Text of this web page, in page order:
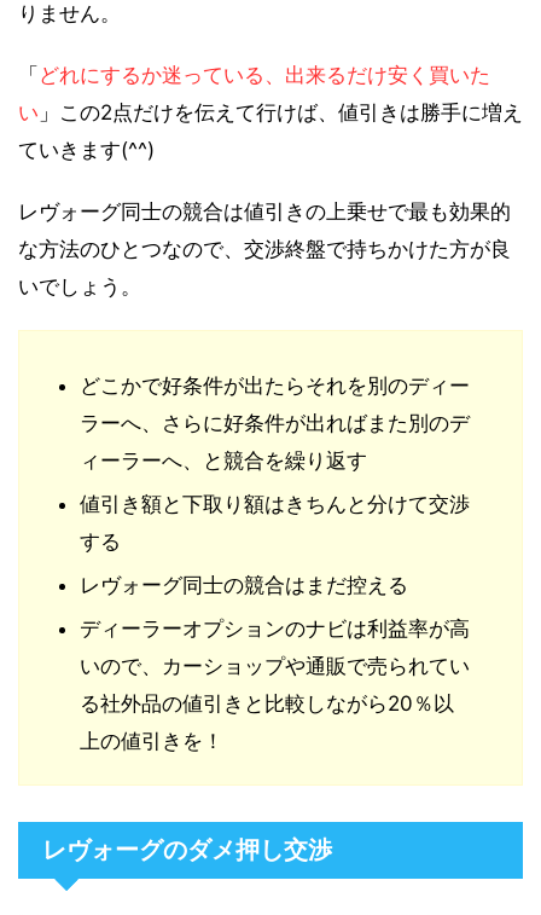
りません。
「 どれにするか迷っている、出来るだけ安く買いた
い 」この2点だけを伝えて行けば、値引きは勝手に増え
ていきます(^^)
レヴォーグ同士の競合は値引きの上乗せで最も効果的
な方法のひとつなので、交渉終盤で持ちかけた方が良
いでしょう。
どこかで好条件が出たらそれを別のディー
ラーへ、さらに好条件が出ればまた別のデ
ィーラーへ、と競合を繰り返す
値引き額と下取り額はきちんと分けて交渉
する
レヴォーグ同士の競合はまだ控える
ディーラーオプションのナビは利益率が高
いので、カーショップや通販で売られてい
る社外品の値引きと比較しながら20％以
上の値引きを！
レヴォーグのダメ押し交渉